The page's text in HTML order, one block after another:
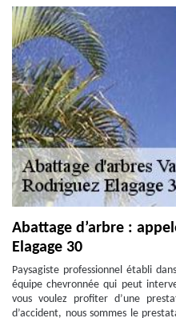
Abattage d’arbre :
Elagage 30
Paysagiste professionnel établi
équipe chevronnée qui peut
vous voulez profiter d’une
d’accident, nous sommes le